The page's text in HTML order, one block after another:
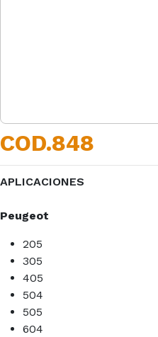
COD.848
APLICACIONES
Peugeot
205
305
405
504
505
604